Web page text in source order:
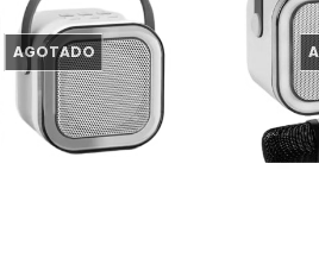
AGOTADO